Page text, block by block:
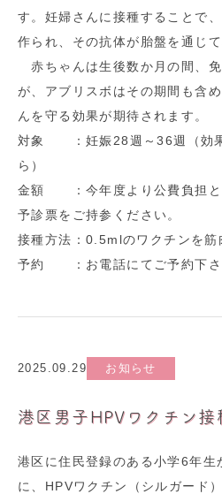
す。妊婦さんに接種することで
作られ、その抗体が胎盤を通じ
赤ちゃんは生後数か月の間、
が、アブリスボはその期間も含
んを守る効果が期待されます。
対象 ：妊娠28週～36週（効
ら）
金額 ：今年度より公費負担と
予診票をご持参ください。
接種方法：0.5mlのワクチンを筋
予約 ：お電話にてご予約下さ
2025.09.29 お知らせ
港区男子HPVワクチン接
港区に住民登録のある小学6年生
に、HPVワクチン（シルガード